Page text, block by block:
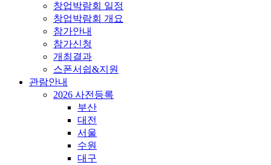
창업박람회 일정
창업박람회 개요
참가안내
참가신청
개최결과
스폰서쉽&지원
관람안내
2026 사전등록
부산
대전
서울
수원
대구